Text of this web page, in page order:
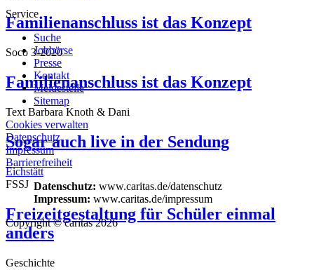
Familienanschluss ist das Konzept
Soco 3-2020
Familienanschluss ist das Konzept
Text Barbara Knoth & Dani
Sogar auch live in der Sendung
Eichstätt
FSSJ
Freizeitgestaltung für Schüler einmal
anders
Geschichte
Service
Suche
Jobbörse
Presse
Kontakt
Meldestelle
Sitemap
Cookies verwalten
Datenschutz
Impressum
Barrierefreiheit
Datenschutz: www.caritas.de/datenschutz
Impressum: www.caritas.de/impressum
Copyright © caritas 2026